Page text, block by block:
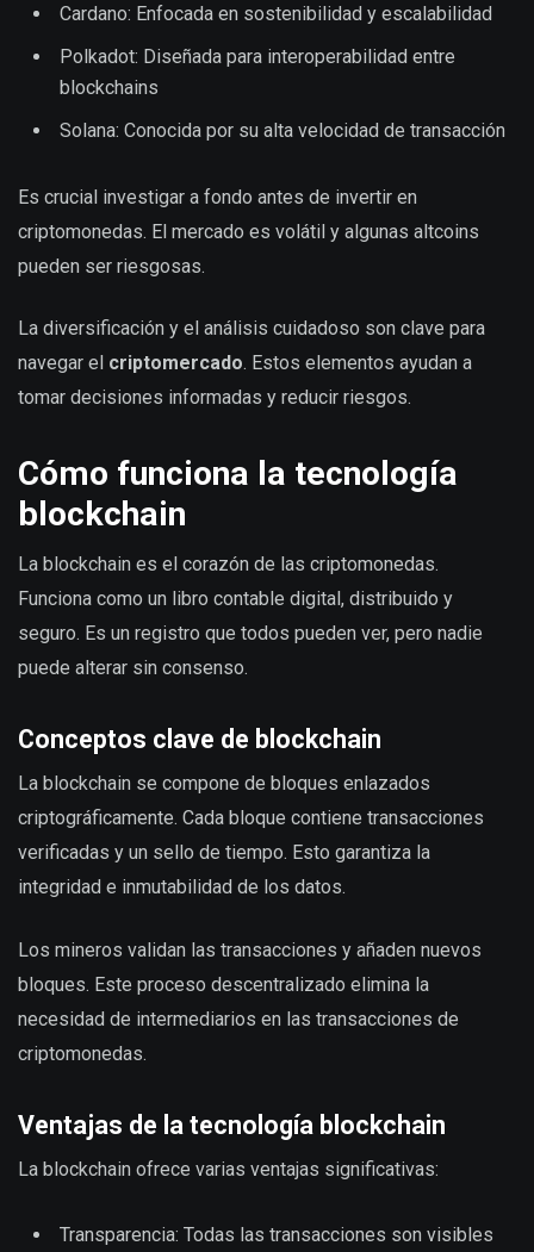
Cardano: Enfocada en sostenibilidad y escalabilidad
Polkadot: Diseñada para interoperabilidad entre
blockchains
Solana: Conocida por su alta velocidad de transacción
Es crucial investigar a fondo antes de invertir en
criptomonedas. El mercado es volátil y algunas altcoins
pueden ser riesgosas.
La diversificación y el análisis cuidadoso son clave para
navegar el criptomercado. Estos elementos ayudan a
tomar decisiones informadas y reducir riesgos.
Cómo funciona la tecnología
blockchain
La blockchain es el corazón de las criptomonedas.
Funciona como un libro contable digital, distribuido y
seguro. Es un registro que todos pueden ver, pero nadie
puede alterar sin consenso.
Conceptos clave de blockchain
La blockchain se compone de bloques enlazados
criptográficamente. Cada bloque contiene transacciones
verificadas y un sello de tiempo. Esto garantiza la
integridad e inmutabilidad de los datos.
Los mineros validan las transacciones y añaden nuevos
bloques. Este proceso descentralizado elimina la
necesidad de intermediarios en las transacciones de
criptomonedas.
Ventajas de la tecnología blockchain
La blockchain ofrece varias ventajas significativas:
Transparencia: Todas las transacciones son visibles